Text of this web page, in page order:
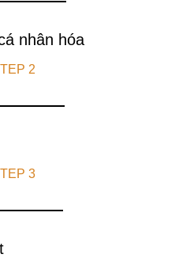
nhân hóa
2
3